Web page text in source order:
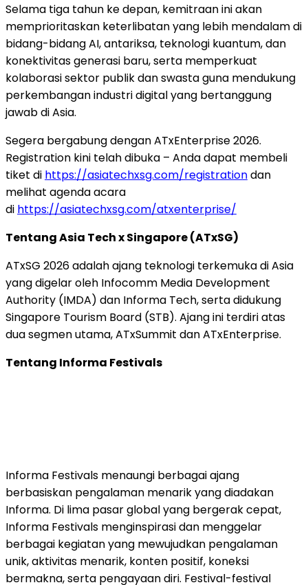
Selama tiga tahun ke depan, kemitraan ini akan
memprioritaskan keterlibatan yang lebih mendalam di
bidang-bidang AI, antariksa, teknologi kuantum, dan
konektivitas generasi baru, serta memperkuat
kolaborasi sektor publik dan swasta guna mendukung
perkembangan industri digital yang bertanggung
jawab di Asia.
Segera bergabung dengan ATxEnterprise 2026.
Registration kini telah dibuka – Anda dapat membeli
tiket di https://asiatechxsg.com/registrationdan
melihat agenda acara
di https://asiatechxsg.com/atxenterprise/
Tentang Asia Tech x Singapore (ATxSG)
ATxSG 2026 adalah ajang teknologi terkemuka di Asia
yang digelar oleh Infocomm Media Development
Authority (IMDA) dan Informa Tech, serta didukung
Singapore Tourism Board (STB). Ajang ini terdiri atas
dua segmen utama, ATxSummit dan ATxEnterprise.
Tentang Informa Festivals
Informa Festivals menaungi berbagai ajang
berbasiskan pengalaman menarik yang diadakan
Informa. Di lima pasar global yang bergerak cepat,
Informa Festivals menginspirasi dan menggelar
berbagai kegiatan yang mewujudkan pengalaman
unik, aktivitas menarik, konten positif, koneksi
bermakna, serta pengayaan diri. Festival-festival